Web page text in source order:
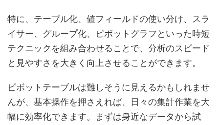
特に、テーブル化、値フィールドの使い分け、スラ
イサー、グループ化、ピボットグラフといった時短
テクニックを組み合わせることで、分析のスピード
と見やすさを大きく向上させることができます。
ピボットテーブルは難しそうに見えるかもしれませ
んが、基本操作を押さえれば、日々の集計作業を大
幅に効率化できます。まずは身近なデータから試